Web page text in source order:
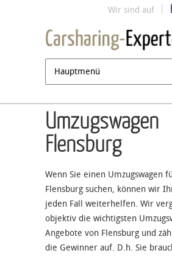
Jump to
Wir sind auf
Umzugswagen
Flensburg
Wenn Sie einen Umzugswagen
Flensburg suchen, können wir
jeden Fall weiterhelfen. Wir
objektiv die wichtigsten
Angebote von Flensburg und
die Gewinner auf. D.h. Sie